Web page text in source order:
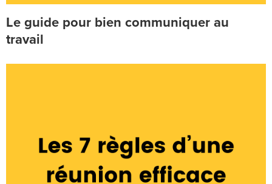
Le guide pour bien communiquer au
travail